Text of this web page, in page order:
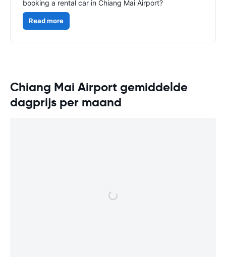
booking a rental car in Chiang Mai Airport?
Read more
Chiang Mai Airport gemiddelde
dagprijs per maand